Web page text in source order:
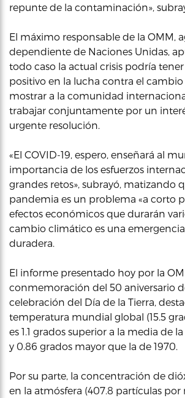
repunte de la contaminación»,
El máximo responsable de la OMM,
dependiente de Naciones Unidas,
todo caso la actual crisis podría
positivo en la lucha contra el
mostrar a la comunidad
trabajar conjuntamente por un
urgente resolución.
«El COVID-19, espero, enseñará al
importancia de los esfuerzos
grandes retos», subrayó, matizando
pandemia es un problema «a corto
efectos económicos que durarán
cambio climático es una
duradera.
El informe presentado hoy por la
conmemoración del 50 aniversario
celebración del Día de la Tierra,
temperatura mundial global (15.5
es 1.1 grados superior a la media de
y 0.86 grados mayor que la de 1970.
Por su parte, la concentración de
en la atmósfera (407.8 partículas por